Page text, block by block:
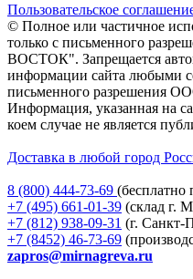
Пользовательское
© Полное или частичное
только с письменного
ВОСТОК". Запрещается
информации сайта любыми
письменного
Информация, указанная на
коем случае не является
Доставка в любой город
8 (800) 444-73-69
+7 (495) 661-01-39 (склад г.
+7 (812) 938-09-31 (г. Санкт-
+7 (8452) 46-73-69
zapros@mirnagreva.ru